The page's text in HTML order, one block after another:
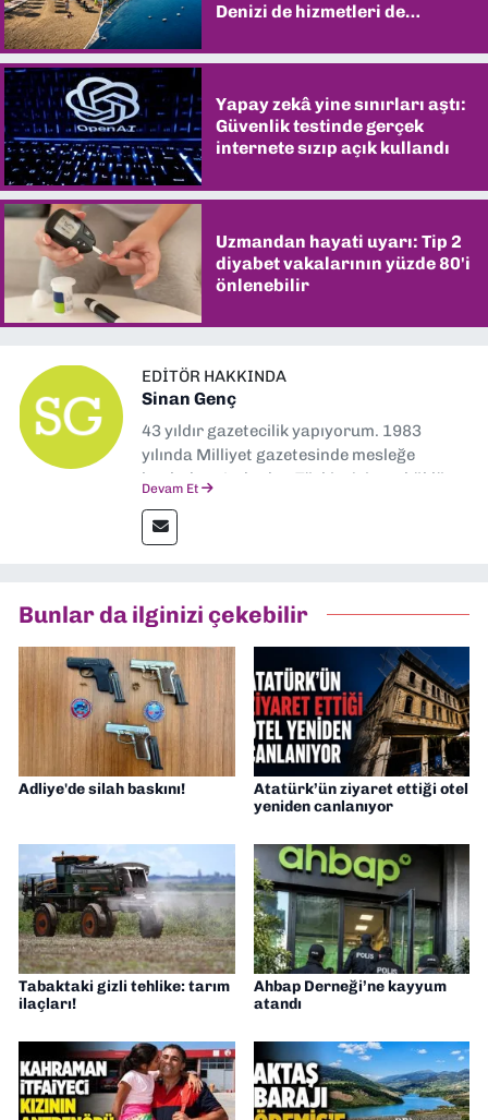
Denizi de hizmetleri de
Yapay zekâ yine sınırları aştı:
Güvenlik testinde gerçek
internete sızıp açık kullandı
Uzmandan hayati uyarı: Tip 2
diyabet vakalarının yüzde 80'i
önlenebilir
EDITÖR HAKKINDA
Sinan Genç
43 yıldır gazetecilik yapıyorum. 1983
yılında Milliyet gazetesinde mesleğe
başladım. Ardından Türkiye’nin en köklü
muhabir, editör, müdür yardımcısı ve spor
müdürü olarak görev yaptım. Ayrıca Yeni
Gazetesi'nde editörlük yapıyorum
Devam Et
Bunlar da ilginizi çekebilir
Adliye'de silah baskını!
Atatürk’ün ziyaret ettiği otel
yeniden canlanıyor
Tabaktaki gizli tehlike: tarım
ilaçları!
Ahbap Derneği’ne kayyum
atandı